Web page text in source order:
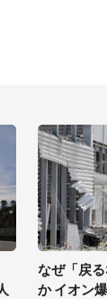
なぜ「戻
か イオン